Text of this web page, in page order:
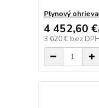
Plynový
4 452,60 €/
3 620 € bez DPH